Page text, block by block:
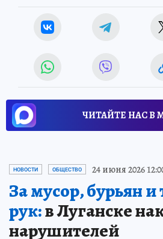
ЧИТАЙТЕ НАС В
НОВОСТИ ОБЩЕСТВО 24 июня 2026
За мусор, бурьян
рук:в Луганске
нарушителей